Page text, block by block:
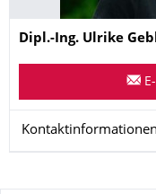
Name
Dipl.-Ing. Ulrike
Kontaktinformationen